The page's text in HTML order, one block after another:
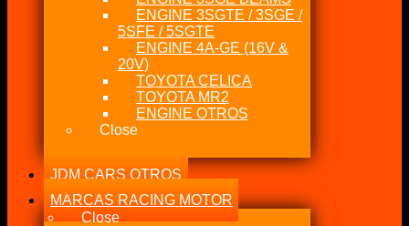
ENGINE 3SGTE / 3SGE /
5SFE / 5SGTE
ENGINE 4A-GE (16V &
20V)
TOYOTA CELICA
TOYOTA MR2
ENGINE OTROS
Close
JDM CARS OTROS
MARCAS RACING MOTOR
Close